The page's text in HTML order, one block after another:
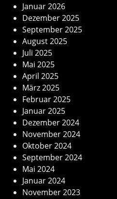
Januar 2026
Dezember 2025
September 2025
August 2025
Juli 2025
Mai 2025
April 2025
März 2025
Februar 2025
Januar 2025
Dezember 2024
November 2024
Oktober 2024
September 2024
Mai 2024
Januar 2024
November 2023